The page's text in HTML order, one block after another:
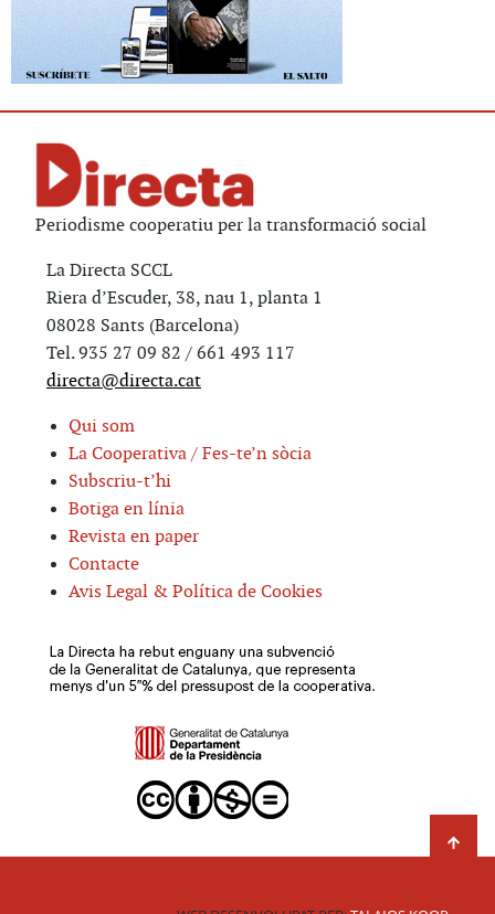
Periodisme cooperatiu per la transformació social
La Directa SCCL
Riera d’Escuder, 38, nau 1, planta 1
08028 Sants (Barcelona)
Tel. 935 27 09 82 / 661 493 117
directa@directa.cat
Qui som
La Cooperativa / Fes-te’n sòcia
Subscriu-t’hi
Botiga en línia
Revista en paper
Contacte
Avis Legal & Política de Cookies